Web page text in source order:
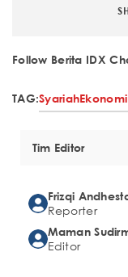
Follow Berita IDX
TAG:SyariahEkonomi
Tim Editor
Frizqi
Reporter
Maman
Editor